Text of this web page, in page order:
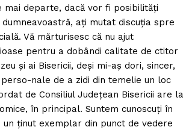
mai departe, dacă vor fi posibilităţi
dumneavoastră, aţi mutat discuţia spre
Vă mărturisesc că nu ajut
pentru a dobândi calitate de ctitor
şi ai Bisericii, deşi mi-aş dori, sincer,
nale de a zidi din temelie un loc
de Consiliul Judeţean Bisericii are la
în principal. Suntem cunoscuţi în
ţinut exemplar din punct de vedere